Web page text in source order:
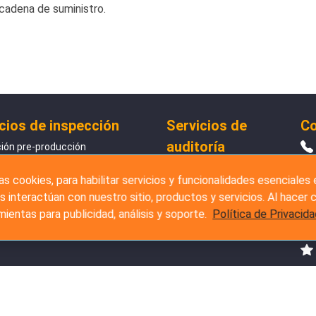
de suministro.
de inspección
pre-producción
pre-embarque
de carga de contenedores
Servicios de
auditoría
Auditoría detallada de
fábrica
cookies, para habilitar servicios y funcionalidades esenciales
con nuestro sitio, productos y servicios. Al hacer
para publicidad, análisis y soporte. Política de